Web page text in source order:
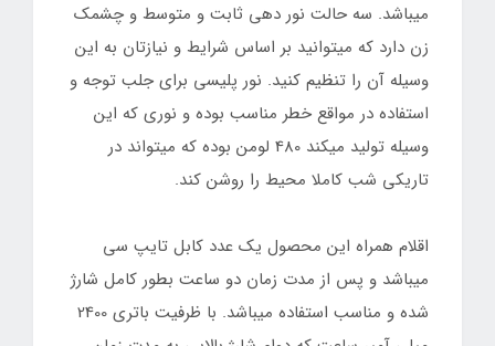
میباشد. سه حالت نور دهی ثابت و متوسط و چشمک
زن دارد که میتوانید بر اساس شرایط و نیازتان به این
وسیله آن را تنظیم کنید. نور پلیسی برای جلب توجه و
استفاده در مواقع خطر مناسب بوده و نوری که این
وسیله تولید میکند 480 لومن بوده که میتواند در
تاریکی شب کاملا محیط را روشن کند.
اقلام همراه این محصول یک عدد کابل تایپ سی
میباشد و پس از مدت زمان دو ساعت بطور کامل شارژ
شده و مناسب استفاده میباشد. با ظرفیت باتری 2400